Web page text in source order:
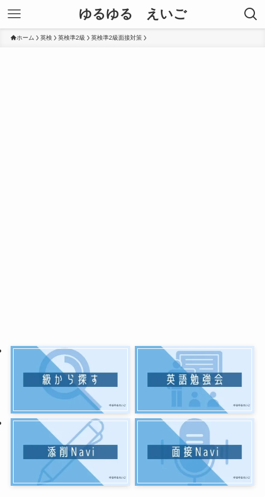
ゆるゆる えいご
ホーム 英検 英検準2級 英検準2級面接対策